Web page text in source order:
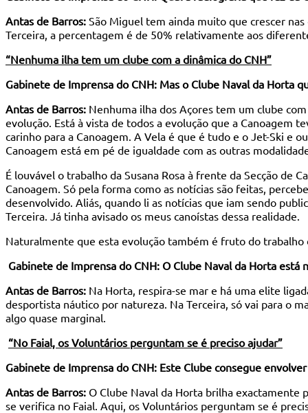
Antas de Barros: São Miguel tem ainda muito que crescer
Terceira, a percentagem é de 50% relativamente aos
“Nenhuma ilha tem um clube com a dinâmica do CNH”
Gabinete de Imprensa do CNH: Mas o Clube Naval da Horta
Antas de Barros: Nenhuma ilha dos Açores tem um clube
evolução. Está à vista de todos a evolução que a Canoagem
carinho para a Canoagem. A Vela é que é tudo e o Jet-Ski e
Canoagem está em pé de igualdade com as outras
É louvável o trabalho da Susana Rosa à frente da Secção de
Canoagem. Só pela forma como as notícias são feitas,
desenvolvido. Aliás, quando li as notícias que iam sendo
Terceira. Já tinha avisado os meus canoístas dessa realidade.
Naturalmente que esta evolução também é fruto do
Gabinete de Imprensa do CNH: O Clube Naval da Horta
Antas de Barros: Na Horta, respira-se mar e há uma elite
desportista náutico por natureza. Na Terceira, só vai para o
algo quase marginal.
“No Faial, os Voluntários perguntam se é preciso ajudar”
Gabinete de Imprensa do CNH: Este Clube consegue
Antas de Barros: O Clube Naval da Horta brilha exactamente
se verifica no Faial. Aqui, os Voluntários perguntam se é